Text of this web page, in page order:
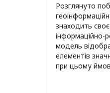
Розглянуто
знаходить
інформаційно-
модель
елементів
при цьому